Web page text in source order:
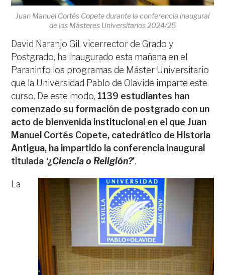
Juan Manuel Cortés Copete durante la conferencia inaugural
de los Másteres Universitarios 2024/25
David Naranjo Gil, vicerrector de Grado y
Postgrado, ha inaugurado esta mañana en el
Paraninfo los programas de Máster Universitario
que la Universidad Pablo de Olavide imparte este
curso. De este modo, 1139 estudiantes han
comenzado su formación de postgrado con un
acto de bienvenida institucional en el que Juan
Manuel Cortés Copete, catedrático de Historia
Antigua, ha impartido la conferencia inaugural
titulada ‘¿Ciencia o Religión?’.
La